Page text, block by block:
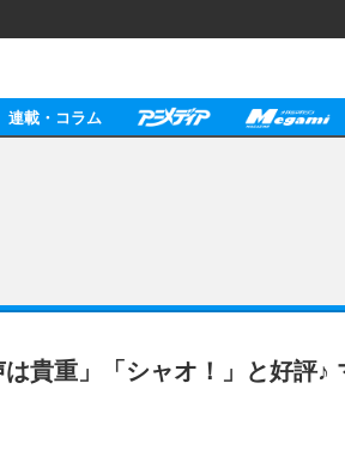
連載・コラム
貴重」「シャオ！」と好評